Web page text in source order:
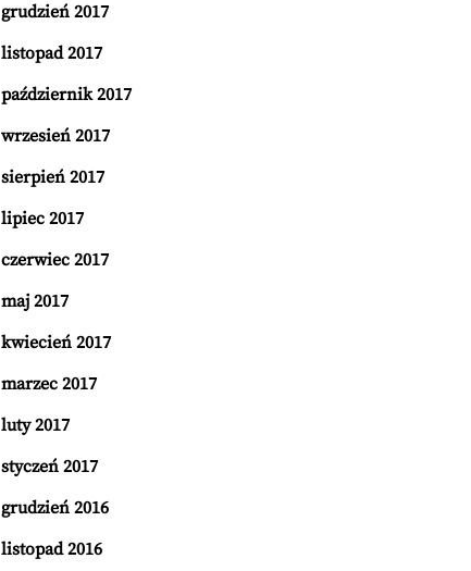
grudzień 2017
listopad 2017
październik 2017
wrzesień 2017
sierpień 2017
lipiec 2017
czerwiec 2017
maj 2017
kwiecień 2017
marzec 2017
luty 2017
styczeń 2017
grudzień 2016
listopad 2016